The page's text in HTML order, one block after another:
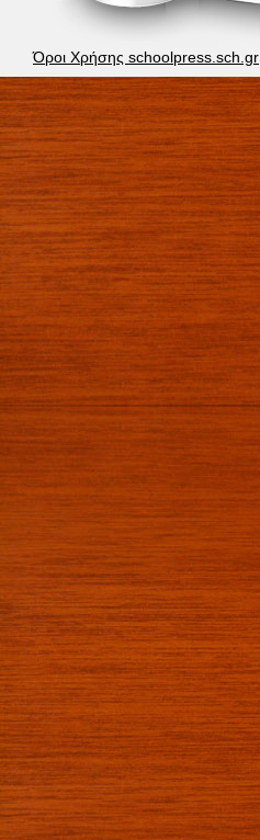
Όροι Χρήσης schoolpress.sch.gr